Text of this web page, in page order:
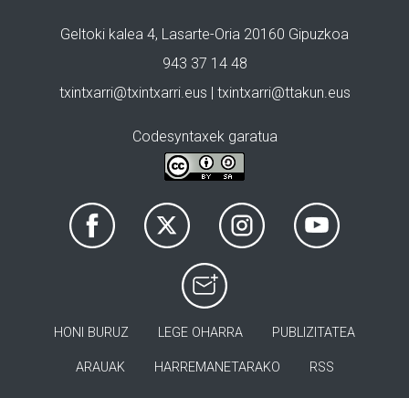
Geltoki kalea 4, Lasarte-Oria 20160 Gipuzkoa
943 37 14 48
txintxarri@txintxarri.eus | txintxarri@ttakun.eus
Codesyntaxek garatua
HONI BURUZ LEGE OHARRA PUBLIZITATEA
ARAUAK HARREMANETARAKO RSS